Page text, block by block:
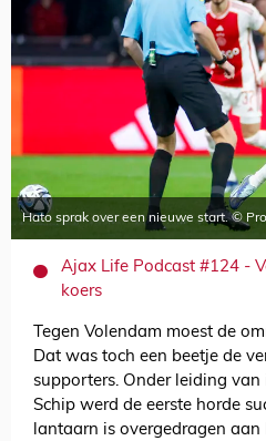
Hato sprak over een nieuwe start. ©
Ajax Life Podcast #124 -
koers
Tegen Volendam moest de
Dat was toch een beetje de
supporters. Onder leiding van
Schip werd de eerste horde
lantaarn is overgedragen aan